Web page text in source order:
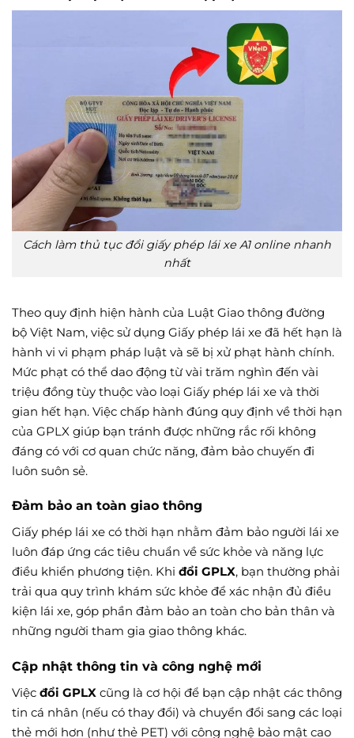
Cách làm thủ tục đổi giấy phép lái xe A1 online nhanh
nhất
Theo quy định hiện hành của Luật Giao thông đường
bộ Việt Nam, việc sử dụng Giấy phép lái xe đã hết hạn là
hành vi vi phạm pháp luật và sẽ bị xử phạt hành chính.
Mức phạt có thể dao động từ vài trăm nghìn đến vài
triệu đồng tùy thuộc vào loại Giấy phép lái xe và thời
gian hết hạn. Việc chấp hành đúng quy định về thời hạn
của GPLX giúp bạn tránh được những rắc rối không
đáng có với cơ quan chức năng, đảm bảo chuyến đi
luôn suôn sẻ.
Đảm bảo an toàn giao thông
Giấy phép lái xe có thời hạn nhằm đảm bảo người lái xe
luôn đáp ứng các tiêu chuẩn về sức khỏe và năng lực
điều khiển phương tiện. Khi đổi GPLX, bạn thường phải
trải qua quy trình khám sức khỏe để xác nhận đủ điều
kiện lái xe, góp phần đảm bảo an toàn cho bản thân và
những người tham gia giao thông khác.
Cập nhật thông tin và công nghệ mới
Việc đổi GPLX cũng là cơ hội để bạn cập nhật các thông
tin cá nhân (nếu có thay đổi) và chuyển đổi sang các loại
thẻ mới hơn (như thẻ PET) với công nghệ bảo mật cao